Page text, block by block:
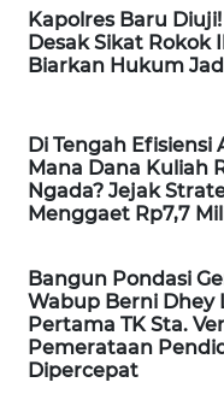
Kapolres Baru
Desak Sikat Rokok
Biarkan Hukum
Di Tengah Efisiensi
Mana Dana Kuliah
Ngada? Jejak
Menggaet Rp7,7
Bangun Pondasi
Wabup Berni Dhey
Pertama TK Sta.
Pemerataan
Dipercepat